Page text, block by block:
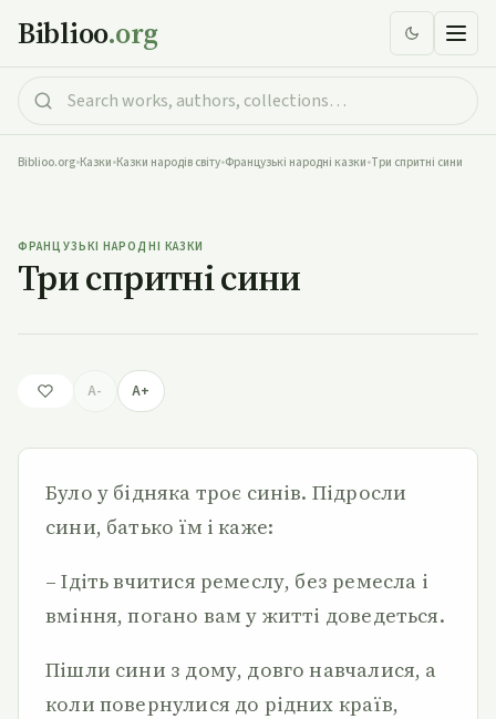
Biblioo.org
Biblioo.org•Казки•Казки народів світу•Французькі народні казки•Три спритні сини
ФРАНЦУЗЬКІ НАРОДНІ КАЗКИ
Три спритні сини
A- A+
Було у бідняка троє синів. Підросли
сини, батько їм і каже:
– Ідіть вчитися ремеслу, без ремесла і
вміння, погано вам у житті доведеться.
Пішли сини з дому, довго навчалися, а
коли повернулися до рідних країв,